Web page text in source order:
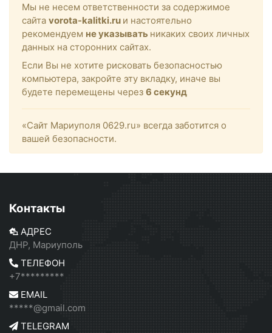
Мы не несем ответственности за содержимое
сайта vorota-kalitki.ru и настоятельно
рекомендуем не указывать никаких своих личных
данных на сторонних сайтах.
Если Вы не хотите рисковать безопасностью
компьютера, закройте эту вкладку, иначе вы
будете перемещены через 6 секунд
«Сайт Мариуполя 0629.ru» всегда заботится о
вашей безопасности.
Контакты
АДРЕС
ДНР, Мариуполь
ТЕЛЕФОН
+7*********
EMAIL
*****@gmail.com
TELEGRAM